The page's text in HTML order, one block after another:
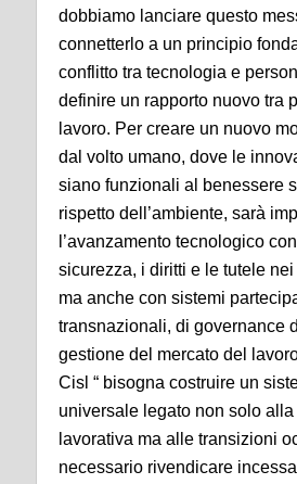
dobbiamo lanciare questo
connetterlo a un principio
conflitto tra tecnologia e
definire un rapporto nuovo tra
lavoro. Per creare un nuovo
dal volto umano, dove le
siano funzionali al benessere
rispetto dell’ambiente, sarà
l’avanzamento tecnologico
sicurezza, i diritti e le tutele
ma anche con sistemi
transnazionali, di governance
gestione del mercato del
Cisl “ bisogna costruire un
universale legato non solo
lavorativa ma alle transizioni
necessario rivendicare